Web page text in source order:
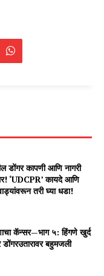
डोंगर कापणी आणि नागरी
‘UDCPR’ कायदे आणि
तरी घ्या धडा!
कॅन्सर—भाग ५: हिंगणे खुर्द
बहुमजली